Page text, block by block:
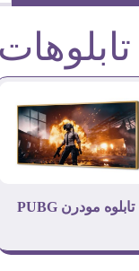
تابلوه مودرن PUBG